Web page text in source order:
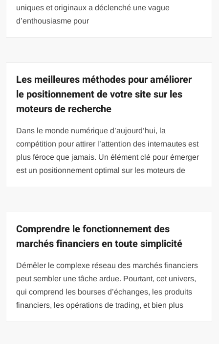
uniques et originaux a déclenché une vague
d’enthousiasme pour
Les meilleures méthodes pour améliorer
le positionnement de votre site sur les
moteurs de recherche
Dans le monde numérique d’aujourd’hui, la
compétition pour attirer l’attention des internautes est
plus féroce que jamais. Un élément clé pour émerger
est un positionnement optimal sur les moteurs de
Comprendre le fonctionnement des
marchés financiers en toute simplicité
Démêler le complexe réseau des marchés financiers
peut sembler une tâche ardue. Pourtant, cet univers,
qui comprend les bourses d’échanges, les produits
financiers, les opérations de trading, et bien plus